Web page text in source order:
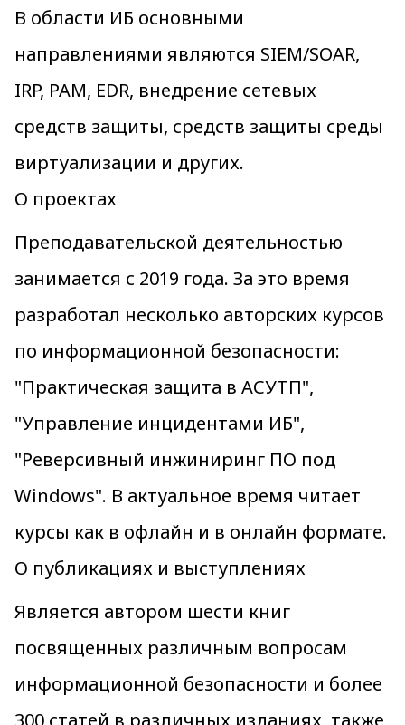
В области ИБ основными
направлениями являются SIEM/SOAR,
IRP, PAM, EDR, внедрение сетевых
средств защиты, средств защиты среды
виртуализации и других.
О проектах
Преподавательской деятельностью
занимается с 2019 года. За это время
разработал несколько авторских курсов
по информационной безопасности:
"Практическая защита в АСУТП",
"Управление инцидентами ИБ",
"Реверсивный инжиниринг ПО под
Windows". В актуальное время читает
курсы как в офлайн и в онлайн формате.
О публикациях и выступлениях
Является автором шести книг
посвященных различным вопросам
информационной безопасности и более
300 статей в различных изданиях, также